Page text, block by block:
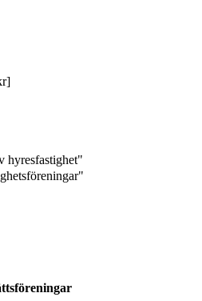
hyresfastighet"